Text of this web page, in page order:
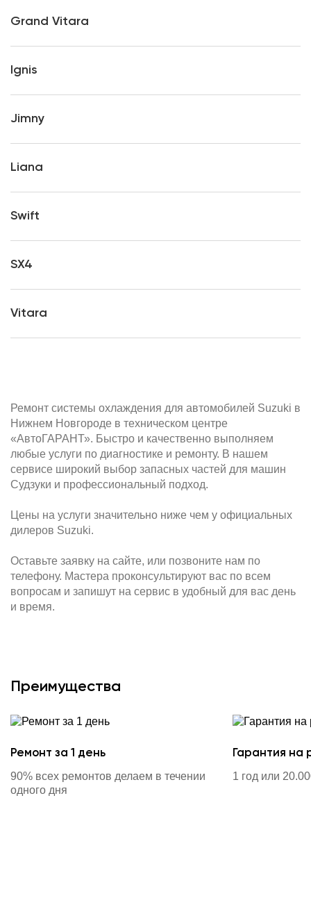
Grand Vitara
Ignis
Jimny
Liana
Swift
SX4
Vitara
Ремонт системы охлаждения для автомобилей Suzuki в
Нижнем Новгороде в техническом центре
«АвтоГАРАНТ». Быстро и качественно выполняем
любые услуги по диагностике и ремонту. В нашем
сервисе широкий выбор запасных частей для машин
Судзуки и профессиональный подход.
Цены на услуги значительно ниже чем у официальных
дилеров Suzuki.
Оставьте заявку на сайте, или позвоните нам по
телефону. Мастера проконсультируют вас по всем
вопросам и запишут на сервис в удобный для вас день
и время.
Преимущества
Ремонт за 1 день
90% всех ремонтов делаем в течении
одного дня
Гарантия на
1 год или